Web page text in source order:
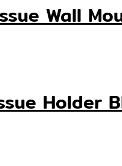
Wall
Holder